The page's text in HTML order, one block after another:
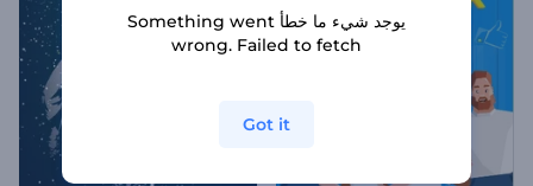
يوجد شيء ما خطأ Something went
wrong. Failed to fetch
Got it